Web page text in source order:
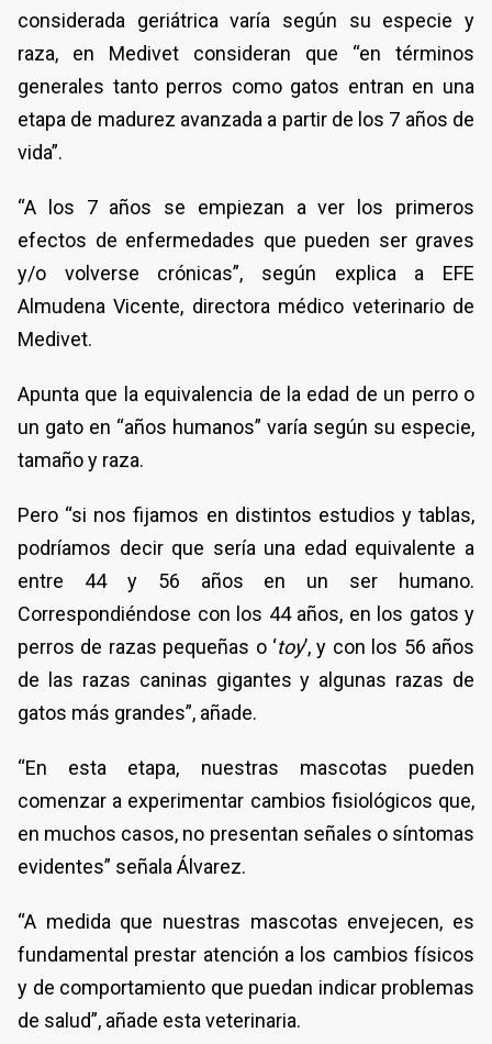
considerada geriátrica varía según su especie y
raza, en Medivet consideran que “en términos
generales tanto perros como gatos entran en una
etapa de madurez avanzada a partir de los 7 años de
vida”.
“A los 7 años se empiezan a ver los primeros
efectos de enfermedades que pueden ser graves
y/o volverse crónicas”, según explica a EFE
Almudena Vicente, directora médico veterinario de
Medivet.
Apunta que la equivalencia de la edad de un perro o
un gato en “años humanos” varía según su especie,
tamaño y raza.
Pero “si nos fijamos en distintos estudios y tablas,
podríamos decir que sería una edad equivalente a
entre 44 y 56 años en un ser humano.
Correspondiéndose con los 44 años, en los gatos y
perros de razas pequeñas o ‘toy’, y con los 56 años
de las razas caninas gigantes y algunas razas de
gatos más grandes”, añade.
“En esta etapa, nuestras mascotas pueden
comenzar a experimentar cambios fisiológicos que,
en muchos casos, no presentan señales o síntomas
evidentes” señala Álvarez.
“A medida que nuestras mascotas envejecen, es
fundamental prestar atención a los cambios físicos
y de comportamiento que puedan indicar problemas
de salud”, añade esta veterinaria.